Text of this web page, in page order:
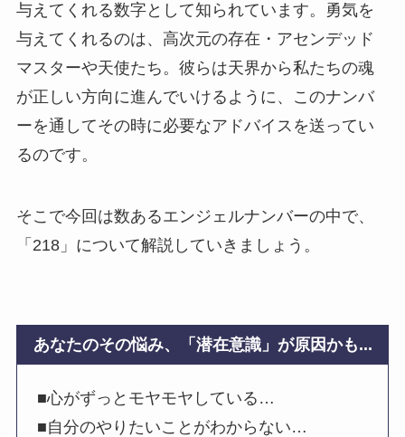
与えてくれる数字として知られています。勇気を
与えてくれるのは、高次元の存在・アセンデッド
マスターや天使たち。彼らは天界から私たちの魂
が正しい方向に進んでいけるように、このナンバ
ーを通してその時に必要なアドバイスを送ってい
るのです。
そこで今回は数あるエンジェルナンバーの中で、
「218」について解説していきましょう。
あなたのその悩み、「潜在意識」が原因かも...
■心がずっとモヤモヤしている…
■自分のやりたいことがわからない…